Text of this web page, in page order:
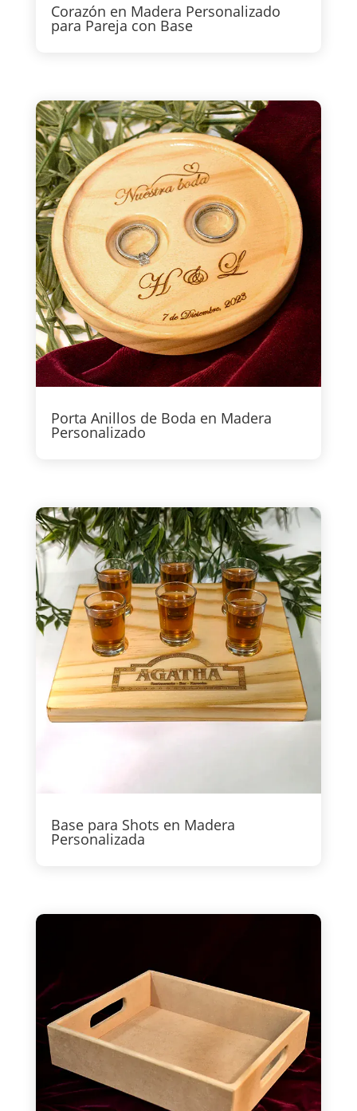
Corazón en Madera Personalizado
para Pareja con Base
Porta Anillos de Boda en Madera
Personalizado
Base para Shots en Madera
Personalizada